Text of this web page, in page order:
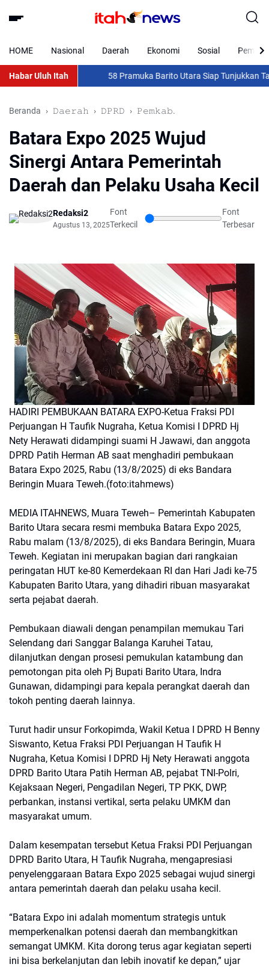
HOME Nasional Daerah Ekonomi Sosial
Habar Uluh Itah 58 Pramuka Barito Utara Siap Tunjukkan Taring
Beranda 𝙳𝚊𝚎𝚛𝚊𝚑 𝙳𝙿𝚁𝙳 𝙿𝚎𝚖𝚔𝚊𝚋.
Batara Expo 2025 Wujud
Sinergi Antara Pemerintah
Daerah dan Pelaku Usaha Kecil
Redaksi2
Agustus 13, 2025
Font
Terkecil
Font
Terbesar
HADIRI PEMBUKAAN BATARA EXPO-Ketua Fraksi PDI
Perjuangan H Taufik Nugraha, Ketua Komisi I DPRD Hj
Nety Herawati didampingi suami H Jawawi, dan anggota
DPRD Patih Herman AB saat menghadiri pembukaan
Batara Expo 2025, Rabu (13/8/2025) di eks Bandara
Beringin Muara Teweh.(foto:itahmews)
MEDIA ITAHNEWS, Muara Teweh– Pemerintah Kabupaten
Barito Utara secara resmi membuka Batara Expo 2025,
Rabu malam (13/8/2025), di eks Bandara Beringin, Muara
Teweh. Kegiatan ini merupakan bagian dari rangkaian
peringatan HUT ke-80 Kemerdekaan RI dan Hari Jadi ke-75
Kabupaten Barito Utara, yang dihadiri ribuan masyarakat
serta pejabat daerah.
Pembukaan diawali dengan penampilan memukau Tari
Selendang dari Sanggar Balanga Karuhei Tatau,
dilanjutkan dengan prosesi pemukulan katambung dan
pemotongan pita oleh Pj Bupati Barito Utara, Indra
Gunawan, didampingi para kepala perangkat daerah dan
tokoh penting daerah lainnya.
Turut hadir unsur Forkopimda, Wakil Ketua I DPRD H Benny
Siswanto, Ketua Fraksi PDI Perjuangan H Taufik H
Nugraha, Ketua Komisi I DPRD Hj Nety Herawati anggota
DPRD Barito Utara Patih Herman AB, pejabat TNI-Polri,
Kejaksaan Negeri, Pengadilan Negeri, TP PKK, DWP,
perbankan, instansi vertikal, serta pelaku UMKM dan
masyarakat umum.
Dalam kesempatan tersebut Ketua Fraksi PDI Perjuangan
DPRD Barito Utara, H Taufik Nugraha, mengapresiasi
penyelenggaraan Batara Expo 2025 sebagai wujud sinergi
antara pemerintah daerah dan pelaku usaha kecil.
“Batara Expo ini adalah momentum strategis untuk
memperkenalkan potensi daerah dan membangkitkan
semangat UMKM. Kita dorong terus agar kegiatan seperti
ini bisa berkelanjutan dan lebih inovatif ke depan,” ujar